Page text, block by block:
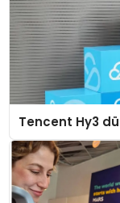
Tencent Hy3